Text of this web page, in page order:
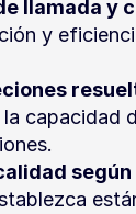
llamada y
y
la capacidad